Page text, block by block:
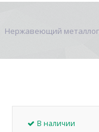
Нержавеющий
В наличии